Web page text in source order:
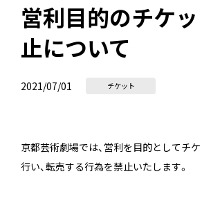
営利目的のチケ
止について
2021/07/01 チケット
京都芸術劇場では、営利を目的としてチ
行い、転売する行為を禁止いたします。